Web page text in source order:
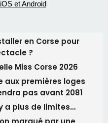
en Corse pour
?
Miss Corse 2026
aux premières loges
pas avant 2081